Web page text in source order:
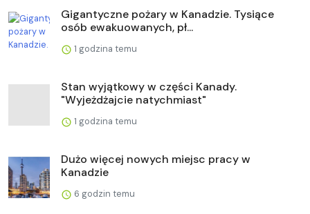
Gigantyczne pożary w Kanadzie. Tysiące
osób ewakuowanych, pł...
1 godzina temu
Stan wyjątkowy w części Kanady.
"Wyjeżdżajcie natychmiast"
1 godzina temu
Dużo więcej nowych miejsc pracy w
Kanadzie
6 godzin temu